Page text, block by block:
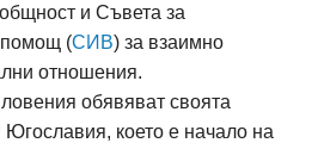
и Съвета за
(СИВ) за взаимно
отношения.
обявяват своята
което е начало на